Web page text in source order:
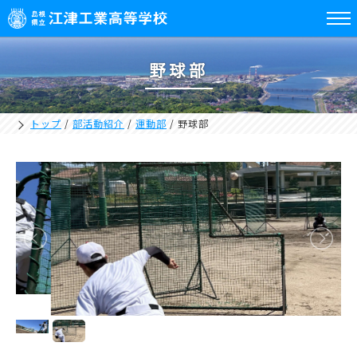
野球部
トップ / 部活動紹介 / 運動部 / 野球部